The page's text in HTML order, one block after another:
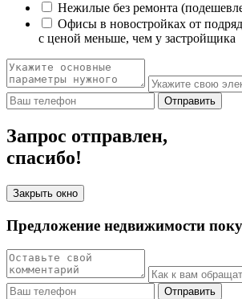
Нежилые без ремонта
Офисы в новостройках от
с ценой меньше, чем у застройщика
Отправить
Запрос отправлен,
спасибо!
Закрыть окно
Предложение недвижимости
Отправить